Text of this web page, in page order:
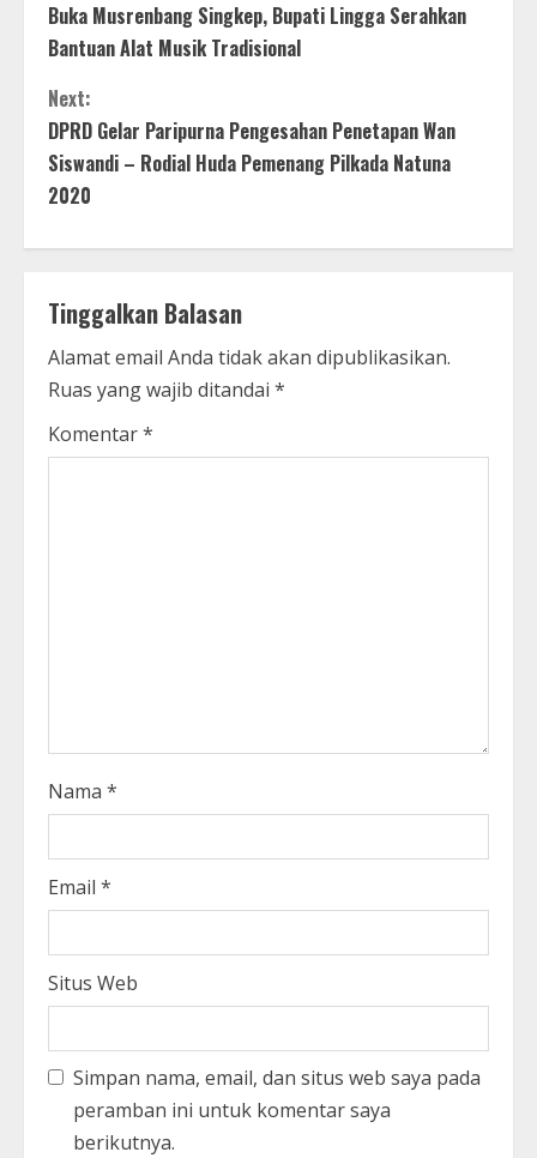
Buka Musrenbang Singkep, Bupati Lingga Serahkan
Bantuan Alat Musik Tradisional
Next:
DPRD Gelar Paripurna Pengesahan Penetapan Wan
Siswandi – Rodial Huda Pemenang Pilkada Natuna
2020
Tinggalkan Balasan
Alamat email Anda tidak akan dipublikasikan.
Ruas yang wajib ditandai *
Komentar*
Nama *
Email *
Situs Web
Simpan nama, email, dan situs web saya pada
peramban ini untuk komentar saya
berikutnya.